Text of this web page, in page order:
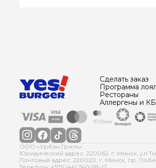
Сделать заказ
Программа
Рестораны
Аллергены и
OOO «Урбан Гриль»
Юридический адрес: 220062, г. Минск,
Почтовый адрес: 220020, г. Минск, пр.